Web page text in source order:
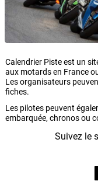
Calendrier Piste est un
aux motards en France
Les organisateurs
fiches.
Les pilotes peuvent
embarquée, chronos ou
Suivez le